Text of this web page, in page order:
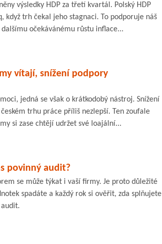
výsledky HDP za třetí kvartál. Polský HDP
když trh čekal jeho stagnaci. To podporuje náš
očekávánému růstu inflace...
vítají, snížení podpory
jedná se však o krátkodobý nástroj. Snížení
trhu práce příliš nezlepší. Ten zoufale
si zase chtějí udržet své loajální...
povinný audit?
se může týkat i vaší firmy. Je proto důležité
spadáte a každý rok si ověřit, zda splňujete